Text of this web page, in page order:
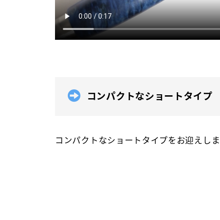
コンパクトなショートタイプ
コンパクトなショートタイプをお迎えし